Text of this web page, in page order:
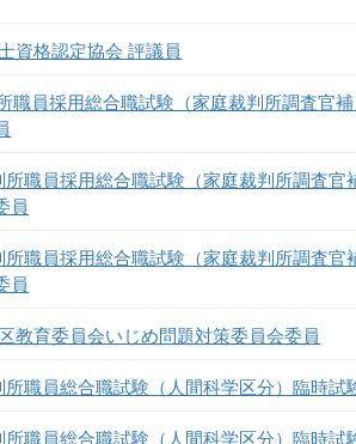
資格認定協会 評議員
職員採用総合職試験（家庭裁判所調査官
職員採用総合職試験（家庭裁判所調査官
員
職員採用総合職試験（家庭裁判所調査官
員
教育委員会いじめ問題対策委員会委員
職員総合職試験（人間科学区分）臨時試
職員総合職試験（人間科学区分）臨時試